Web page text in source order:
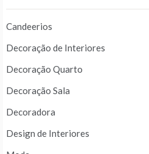
Candeerios
Decoração de Interiores
Decoração Quarto
Decoração Sala
Decoradora
Design de Interiores